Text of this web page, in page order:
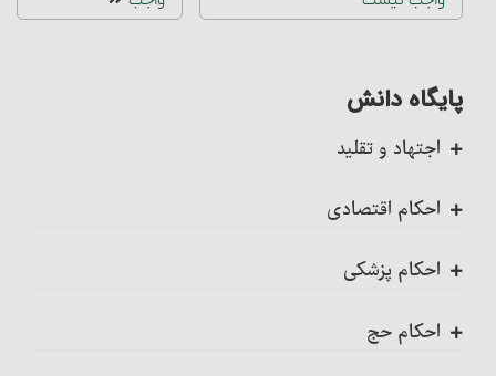
پایگاه دانش
اجتهاد و تقلید
احکام اقتصادی
احکام پزشکی
احکام حج